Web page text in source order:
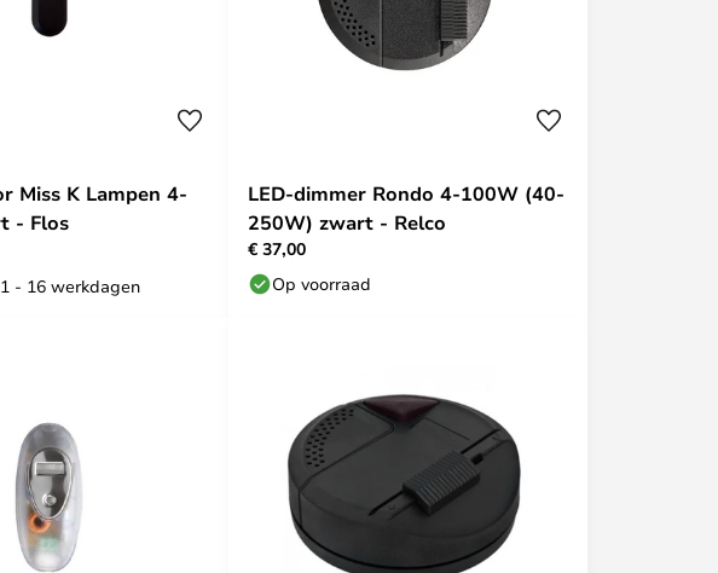
Miss K Lampen 4-
- Flos
- 16 werkdagen
LED-dimmer Rondo 4-100W (40-
250W) zwart - Relco
€ 37,00
Op voorraad